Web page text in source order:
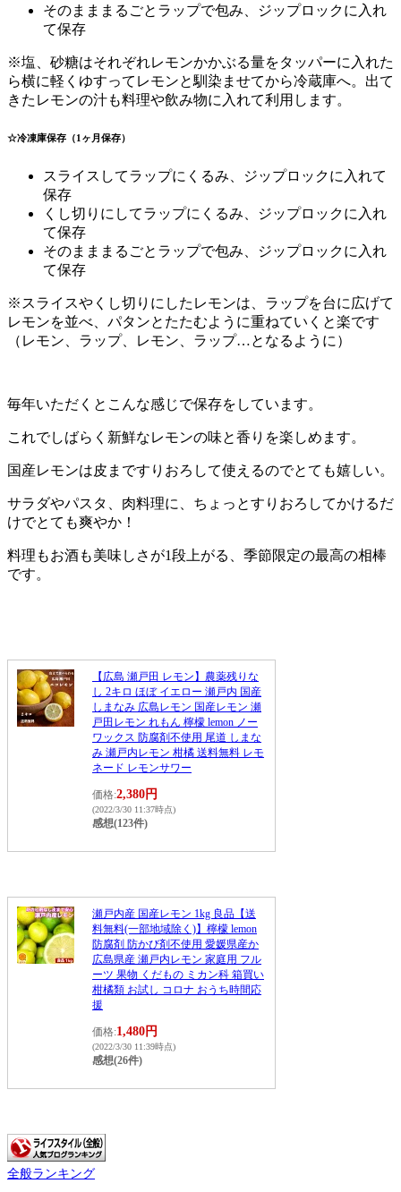
そのまままるごとラップで包み、ジップロックに入れ
て保存
※塩、砂糖はそれぞれレモンかかぶる量をタッパーに入れた
ら横に軽くゆすってレモンと馴染ませてから冷蔵庫へ。出て
きたレモンの汁も料理や飲み物に入れて利用します。
☆冷凍庫保存（1ヶ月保存）
スライスしてラップにくるみ、ジップロックに入れて
保存
くし切りにしてラップにくるみ、ジップロックに入れ
て保存
そのまままるごとラップで包み、ジップロックに入れ
て保存
※スライスやくし切りにしたレモンは、ラップを台に広げて
レモンを並べ、パタンとたたむように重ねていくと楽です
（レモン、ラップ、レモン、ラップ…となるように）
毎年いただくとこんな感じで保存をしています。
これでしばらく新鮮なレモンの味と香りを楽しめます。
国産レモンは皮まですりおろして使えるのでとても嬉しい。
サラダやパスタ、肉料理に、ちょっとすりおろしてかけるだ
けでとても爽やか！
料理もお酒も美味しさが1段上がる、季節限定の最高の相棒
です。
【広島 瀬戸田 レモン】農薬残りな
し 2キロ ほぼ イエロー 瀬戸内 国産
しまなみ 広島レモン 国産レモン 瀬
戸田レモン れもん 檸檬 lemon ノー
ワックス 防腐剤不使用 尾道 しまな
み 瀬戸内レモン 柑橘 送料無料 レモ
ネード レモンサワー
価格:2,380円
(2022/3/30 11:37時点)
感想(123件)
瀬戸内産 国産レモン 1kg 良品【送
料無料(一部地域除く)】檸檬 lemon
防腐剤 防かび剤不使用 愛媛県産か
広島県産 瀬戸内レモン 家庭用 フル
ーツ 果物 くだもの ミカン科 箱買い
柑橘類 お試し コロナ おうち時間応
援
価格:1,480円
(2022/3/30 11:39時点)
感想(26件)
全般ランキング